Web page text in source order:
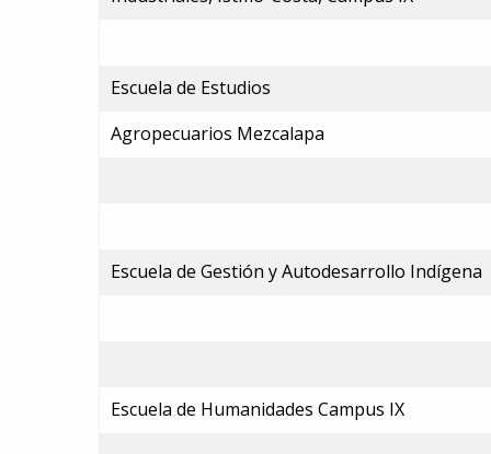
Escuela de Estudios
Agropecuarios Mezcalapa
Escuela de Gestión y Autodesarrollo Indígena
Escuela de Humanidades Campus IX